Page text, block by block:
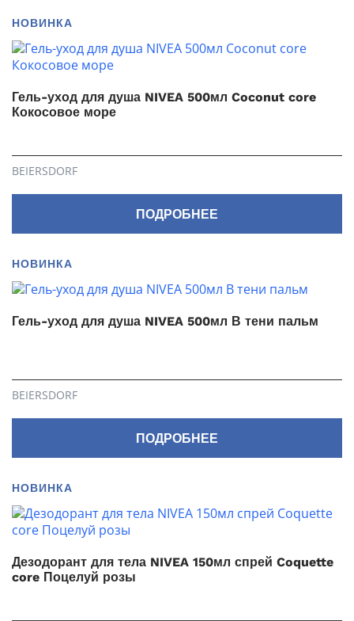
НОВИНКА
Гель-уход для душа NIVEA 500мл Coconut core
Кокосовое море
BEIERSDORF
ПОДРОБНЕЕ
НОВИНКА
Гель-уход для душа NIVEA 500мл В тени пальм
BEIERSDORF
ПОДРОБНЕЕ
НОВИНКА
Дезодорант для тела NIVEA 150мл спрей Coquette
core Поцелуй розы